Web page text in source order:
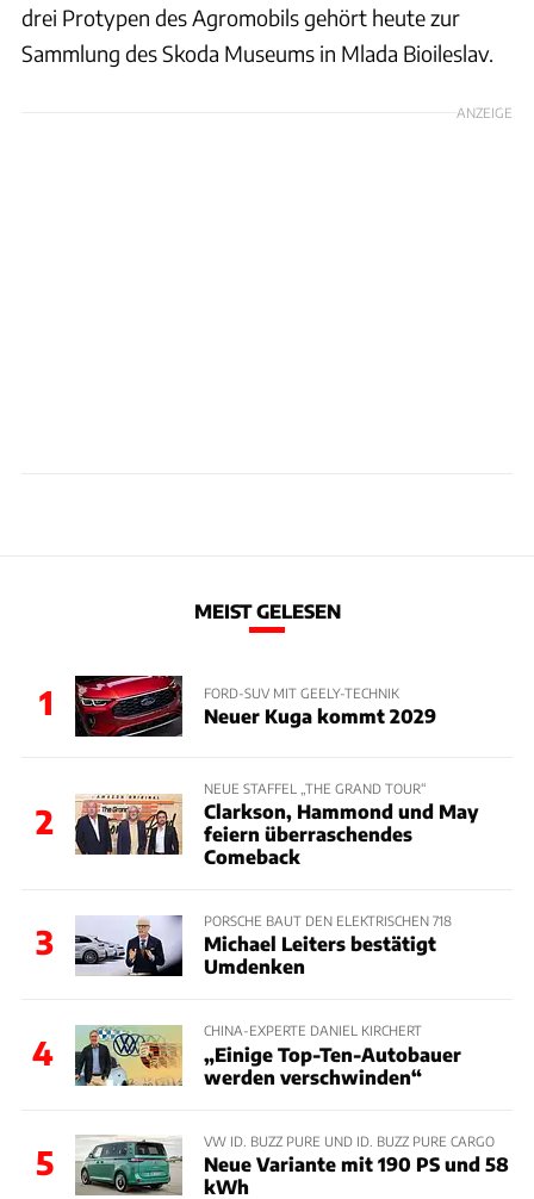
drei Protypen des Agromobils gehört heute zur
Sammlung des Skoda Museums in Mlada Bioileslav.
ANZEIGE
MEIST GELESEN
1 FORD-SUV MIT GEELY-TECHNIK
Neuer Kuga kommt 2029
2
NEUE STAFFEL „THE GRAND TOUR“
Clarkson, Hammond und May
feiern überraschendes
Comeback
3
PORSCHE BAUT DEN ELEKTRISCHEN 718
Michael Leiters bestätigt
Umdenken
4
CHINA-EXPERTE DANIEL KIRCHERT
„Einige Top-Ten-Autobauer
werden verschwinden“
5
VW ID. BUZZ PURE UND ID. BUZZ PURE CARGO
Neue Variante mit 190 PS und 58
kWh